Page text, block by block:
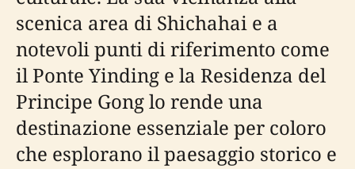
scenica area di Shichahai e a
notevoli punti di riferimento come
il Ponte Yinding e la Residenza del
Principe Gong lo rende una
destinazione essenziale per coloro
che esplorano il paesaggio storico e